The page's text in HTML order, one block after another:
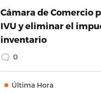
Cámara de Comercio
IVU y eliminar el
inventario
0
Última Hora